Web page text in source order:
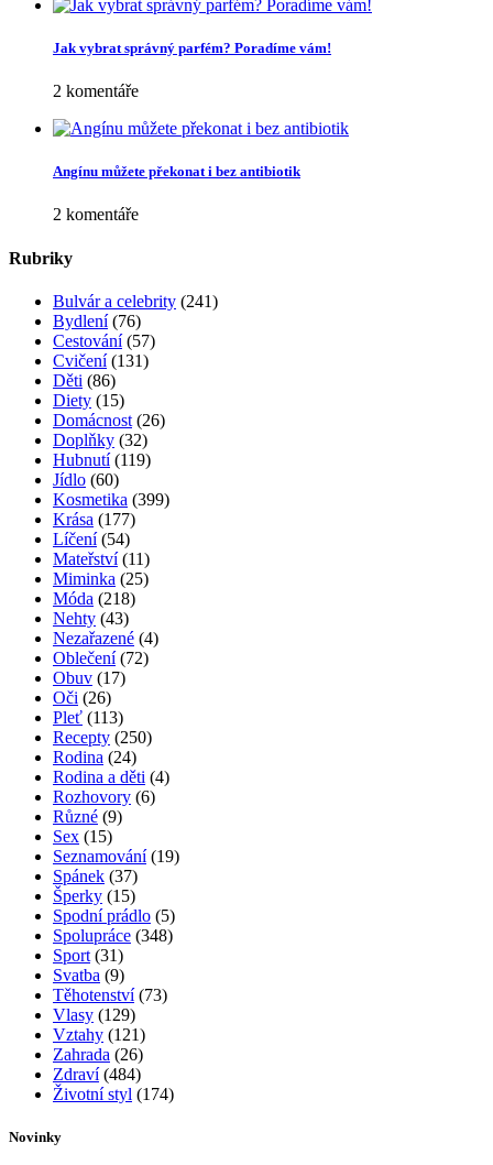
Jak vybrat správný parfém? Poradíme vám!
2 komentáře
Angínu můžete překonat i bez antibiotik
2 komentáře
Rubriky
Bulvár a celebrity (241)
Bydlení(76)
Cestování(57)
Cvičení(131)
Děti (86)
Diety (15)
Domácnost (26)
Doplňky (32)
Hubnutí(119)
Jídlo (60)
Kosmetika (399)
Krása (177)
Líčení(54)
Mateřství(11)
Miminka (25)
Móda (218)
Nehty (43)
Nezařazené (4)
Oblečení(72)
Obuv (17)
Oči (26)
Pleť (113)
Recepty (250)
Rodina (24)
Rodina a děti (4)
Rozhovory (6)
Různé (9)
Sex (15)
Seznamování(19)
Spánek (37)
Šperky (15)
Spodní prádlo (5)
Spolupráce (348)
Sport (31)
Svatba (9)
Těhotenství(73)
Vlasy (129)
Vztahy (121)
Zahrada (26)
Zdraví(484)
Životní styl (174)
Novinky